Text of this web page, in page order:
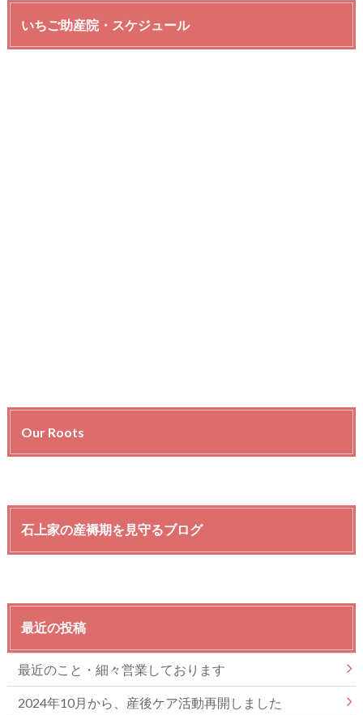
いちご助産院・スケジュール
Our Roots
石上家の産褥期を見守るブログ
最近の投稿
最近のこと・細々営業しております
2024年10月から、産後ケア活動再開しました